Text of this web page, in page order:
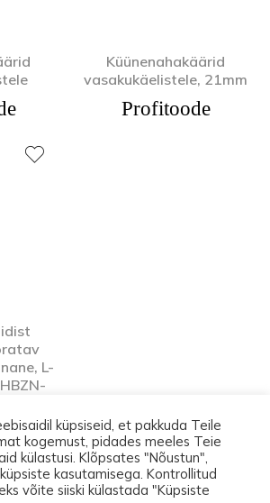
Küünenahakäärid
vasakukäelistele, 21mm
Profitoode
L-
küpsiseid, et pakkuda Teile
kogemust, pidades meeles Teie
külastusi. Klõpsates "Nõustun",
kasutamisega. Kontrollitud
võite siiski külastada "Küpsiste